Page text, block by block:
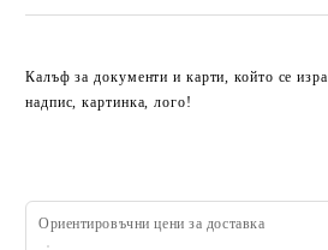
Калъф за документи и карти, който се
надпис, картинка, лого!
Ориентировъчни цени за доставка